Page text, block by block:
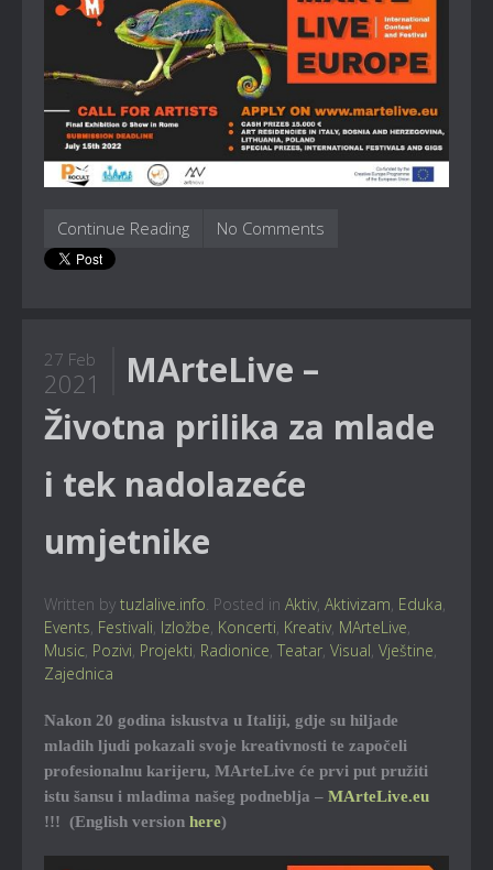
Continue Reading No Comments
27 Feb
2021
MArteLive –
Životna prilika za mlade
i tek nadolazeće
umjetnike
Written by tuzlalive.info . Posted in Aktiv, Aktivizam Eduka
Events Festivali Izložbe Koncerti Kreativ, MArteLive
Music Pozivi Projekti Radionice Teatar Visual Vještine
Zajednica
Nakon 20 godina iskustva u Italiji, gdje su hiljade
mladih ljudi pokazali svoje kreativnosti te započeli
profesionalnu karijeru, MArteLive će prvi put pružiti
istu šansu i mladima našeg podneblja – MArteLive.eu
!!! (English version here)